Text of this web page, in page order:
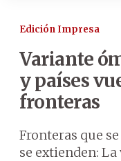
Edición Impresa
Variante
y países
fronteras
Fronteras que
se extienden: